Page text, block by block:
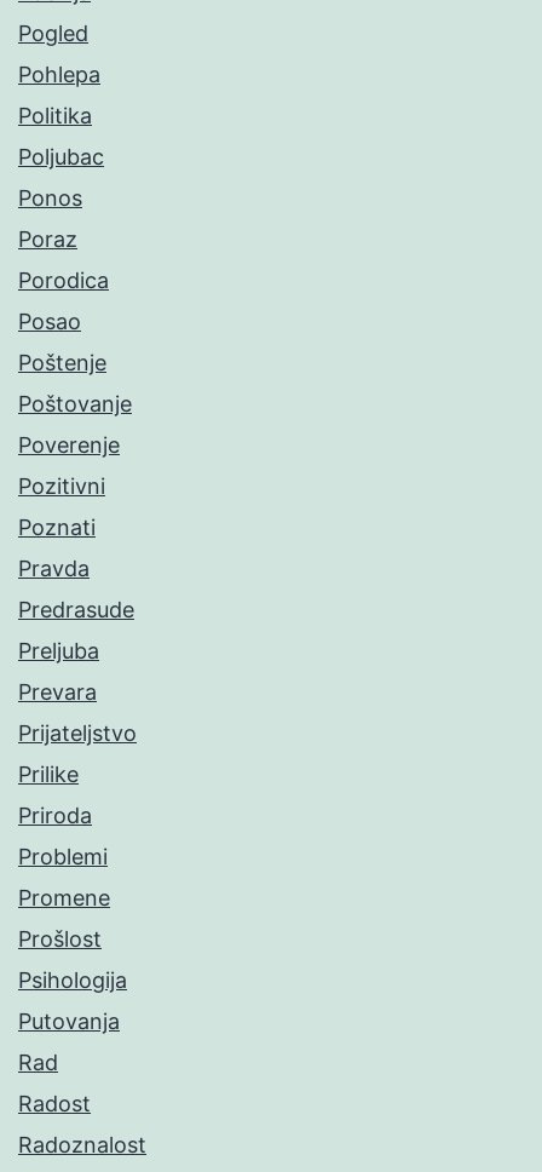
Pogled
Pohlepa
Politika
Poljubac
Ponos
Poraz
Porodica
Posao
Poštenje
Poštovanje
Poverenje
Pozitivni
Poznati
Pravda
Predrasude
Preljuba
Prevara
Prijateljstvo
Prilike
Priroda
Problemi
Promene
Prošlost
Psihologija
Putovanja
Rad
Radost
Radoznalost